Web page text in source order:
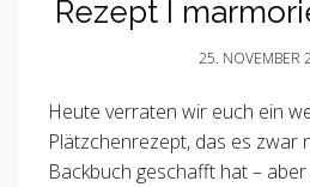
Rezept I
25. NOVEMBER
Heute verraten wir euch ein
Plätzchenrezept, das es zwar
Backbuch geschafft hat –